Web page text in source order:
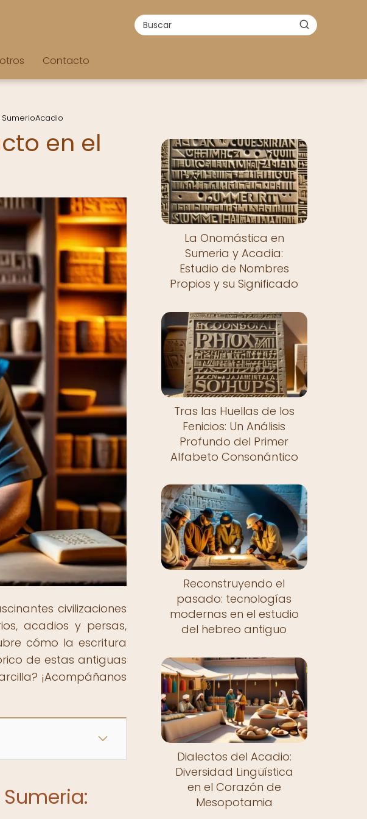
Contacto
en el
civilizaciones
acadios y persas,
cómo la escritura
de estas antiguas
¡Acompáñanos
La Onomástica en
Sumeria y Acadia:
Estudio de Nombres
Propios y su Significado
Tras las Huellas de los
Fenicios: Un Análisis
Profundo del Primer
Alfabeto Consonántico
Reconstruyendo el
pasado: tecnologías
modernas en el estudio
del hebreo antiguo
Dialectos del Acadio:
Diversidad Lingüística
en el Corazón de
Mesopotamia